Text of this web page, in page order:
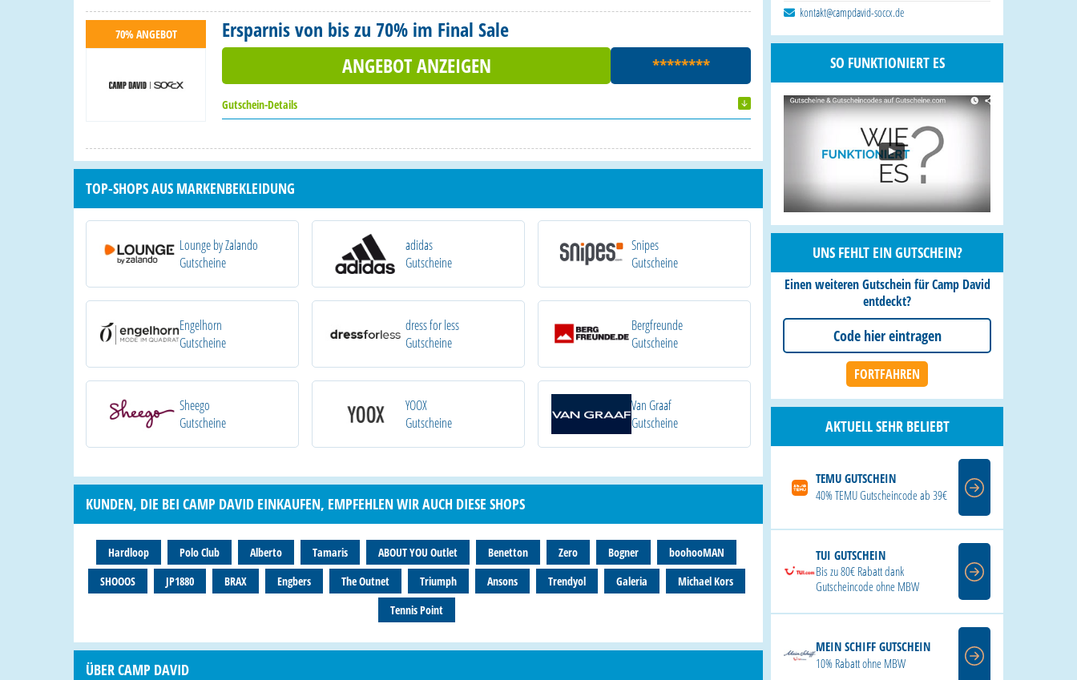
70% ANGEBOT
Ersparnis von bis zu 70% im Final Sale
ANGEBOT ANZEIGEN
********
Gutschein-Details
TOP-SHOPS AUS MARKENBEKLEIDUNG
Lounge by Zalando
Gutscheine
adidas
Gutscheine
Snipes
Gutscheine
Engelhorn
Gutscheine
dress for less
Gutscheine
Bergfreunde
Gutscheine
Sheego
Gutscheine
YOOX
Gutscheine
Van Graaf
Gutscheine
KUNDEN, DIE BEI CAMP DAVID EINKAUFEN, EMPFEHLEN WIR AUCH DIESE SHOPS
Hardloop Polo Club Alberto Tamaris ABOUT YOU Outlet Benetton Zero Bogner
boohooMAN
SHOOOS
JP1880 BRAX Engbers The Outnet Triumph Ansons Trendyol Galeria
Michael Kors
Tennis Point
ÜBER CAMP DAVID
kontakt@campdavid-soccx.de
SO FUNKTIONIERT ES
UNS FEHLT EIN GUTSCHEIN?
Einen weiteren Gutschein für Camp David
entdeckt?
AKTUELL SEHR BELIEBT
TEMU GUTSCHEIN
40% TEMU Gutscheincode ab 39€
TUI GUTSCHEIN
Bis zu 80€ Rabatt dank
Gutscheincode ohne MBW
MEIN SCHIFF GUTSCHEIN
10% Rabatt ohne MBW